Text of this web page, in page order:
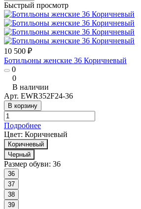
Быстрый просмотр
10 500 ₽
Ботильоны женские 36 Коричневый
0
0
В наличии
Арт. EWR352F24-36
В корзину
Подробнее
Цвет: Коричневый
Коричневый
Черный
Размер обуви: 36
36
37
38
39